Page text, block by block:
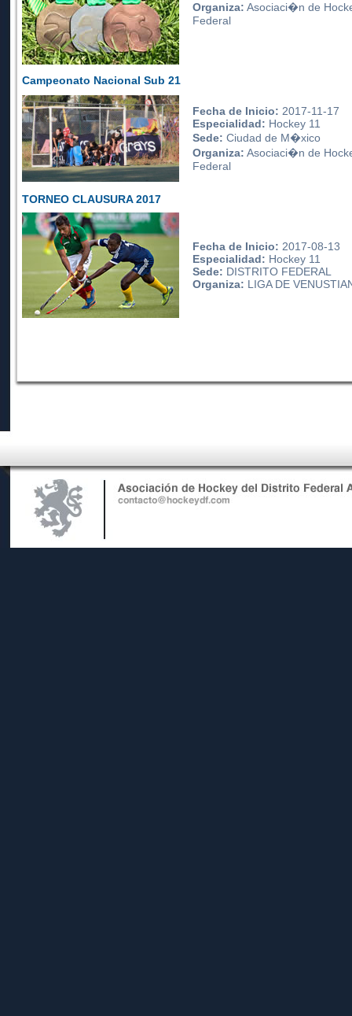
Organiza: Asociaci�n de
Federal
Campeonato Nacional Sub 21
Fecha de Inicio: 2017-11-17
Especialidad: Hockey 11
Sede: Ciudad de M�xico
Organiza: Asociaci�n de
Federal
TORNEO CLAUSURA 2017
Fecha de Inicio: 2017-08-13
Especialidad: Hockey 11
Sede: DISTRITO FEDERAL
Organiza: LIGA DE